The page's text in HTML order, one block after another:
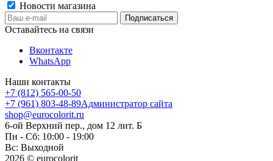
Новости магазина
Оставайтесь на связи
Вконтакте
WhatsApp
Наши контакты
+7 (812) 565-00-50
+7 (961) 803-48-89Администратор сайта
shop@eurocolorit.ru
6-ой Верхний пер., дом 12 лит. Б
Пн - Сб: 10:00 - 19:00
Вс: Выходной
2026 © eurocolorit